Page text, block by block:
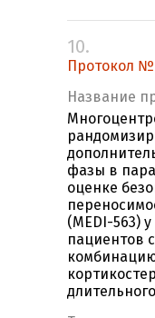
10.
Протокол №
Название
фазы в
оценке
(MEDI-563)
пациентов